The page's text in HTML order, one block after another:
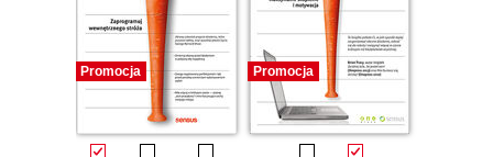
Promocja Promocja